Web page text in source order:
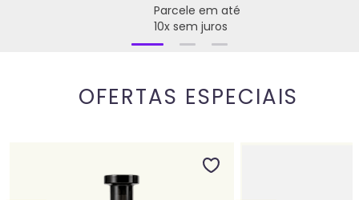
Parcele em até
10x sem juros
OFERTAS ESPECIAIS